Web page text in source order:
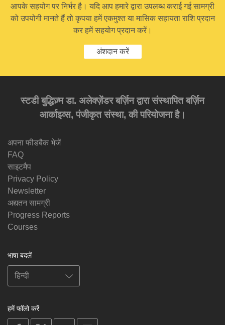
आपके सहयोग पर निर्भर है। यदि आप हमारे द्वारा उपलब्ध कराई गई सामग्री
को उपयोगी मानते हैं तो कृपया हमें एकमुश्त या मासिक सहायता राशि प्रदान
कर हमें सहयोग प्रदान करें।
अंशदान करें
स्टडी बुद्धिज़्म डा. अलेक्ज़ेंडर बर्ज़िन द्वारा संस्थापित बर्ज़िन
आर्काइव्स, पंजीकृत संस्था, की परियोजना है।
अपना फीडबैक भेजें
FAQ
साइटमैप
Privacy Policy
Newsletter
अद्यतन सामग्री
Progress Reports
Courses
भाषा बदलें
हमें फॉलो करें
on